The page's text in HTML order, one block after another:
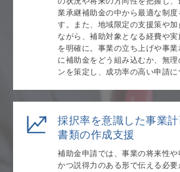
業承継補助金の中から最適な制度
す。また、地域限定の支援策や加
ながら、補助対象となる経費や
を明確に。事業の立ち上げや事業
に補助金をどう組み込むか、無理
ンを策定し、成功率の高い申請に
採択率を意識した事業
書類の作成支援
補助金申請では、事業の将来性
かつ説得力のある形で伝える必要